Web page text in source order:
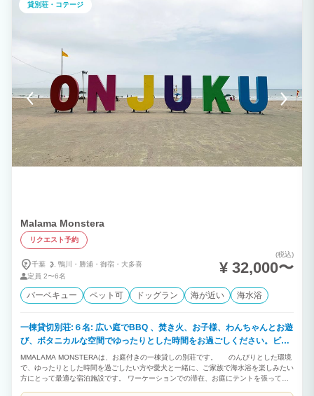
貸別荘・コテージ
Malama Monstera
リクエスト予約
千葉 鴨川・ 勝浦・ 御宿・ 大多喜
定員 2〜6名
(税込)
¥ 32,000〜
バーベキュー ペット可 ドッグラン 海が近い 海水浴
一棟貸切別荘:６名: 広い庭でBBQ 、焚き火、お子様、わんちゃんとお遊
び、ボタニカルな空間でゆったりとした時間をお過ごしください。ビー
チ、ゴルフ場も近くにございます。
MMALAMA MONSTERAは、お庭付きの一棟貸しの別荘です。 のんびりとした環境
で、ゆったりとした時間を過ごしたい方や愛犬と一緒に、ご家族で海水浴を楽しみたい
方にとって最適な宿泊施設です。 ワーケーションでの滞在、お庭にテントを張ってキ